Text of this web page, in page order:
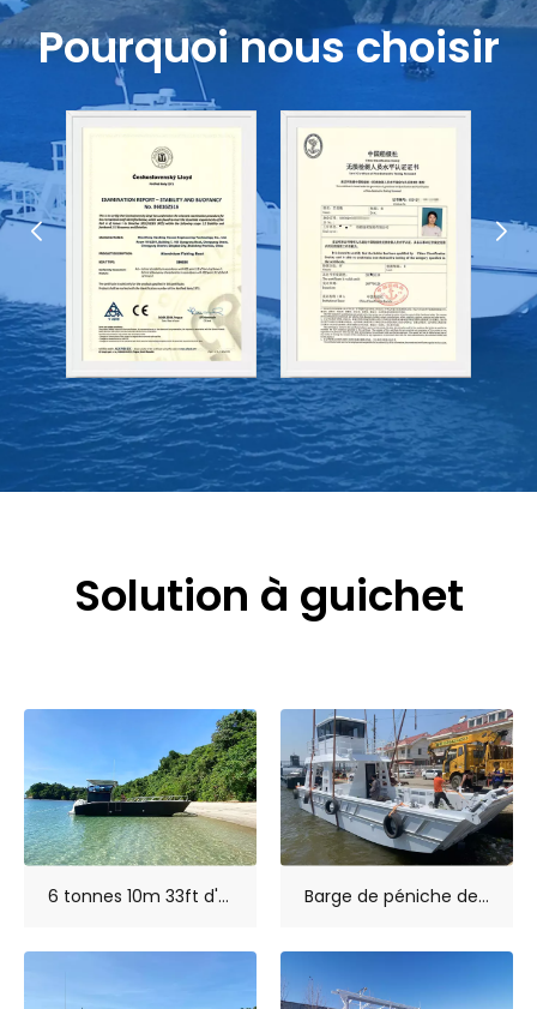
Pourquoi nous choisir
Solution à guichet
6 tonnes 10m 33ft d'atterrissage bateau artisanal pour les véhicules transfert Barge de péniche de débarquement en aluminium de 12 m, Certification CE de 39 pieds, barge de bateau de travail à Double pont avec Cockpit de 40 pieds et 12 m